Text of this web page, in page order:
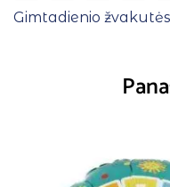
Gimtadienio